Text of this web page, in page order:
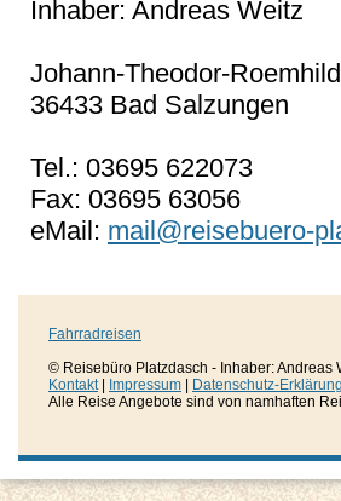
Inhaber: Andreas Weitz
Johann-Theodor-
36433 Bad Salzungen
Tel.: 03695 622073
Fax: 03695 63056
eMail: mail@reisebuero-
Fahrradreisen
© Reisebüro Platzdasch - Inhaber: Andreas
Kontakt| Impressum
Datenschutz-Erklärung
Alle Reise Angebote sind von namhaften